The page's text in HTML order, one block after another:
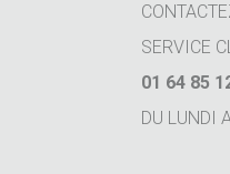
SERVICE
01 64 85
DU LUNDI